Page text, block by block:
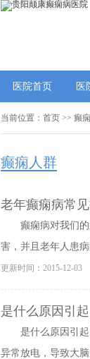
医院首页 医
当前位置： 首页 >> 癫
癫痫人群
老年癫痫病常
癫痫病对我们
害，并且老年人患
更新时间：2015-12-03
是什么原因引
是什么原因引
异常放电，导致大